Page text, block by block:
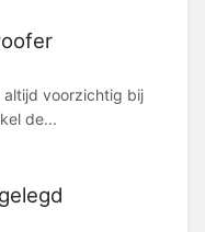
altijd voorzichtig bij
de...